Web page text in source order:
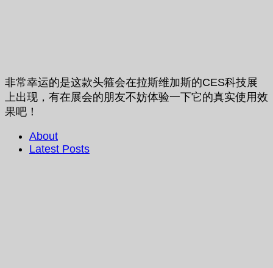
非常幸运的是这款头箍会在拉斯维加斯的CES科技展
上出现，有在展会的朋友不妨体验一下它的真实使用效
果吧！
About
Latest Posts